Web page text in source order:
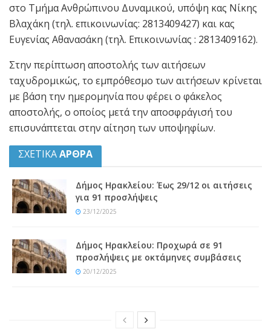
στο Τμήμα Ανθρώπινου Δυναμικού, υπόψη κας Νίκης
Βλαχάκη (τηλ. επικοινωνίας: 2813409427) και κας
Ευγενίας Αθανασάκη (τηλ. Επικοινωνίας : 2813409162).
Στην περίπτωση αποστολής των αιτήσεων
ταχυδρομικώς, το εμπρόθεσμο των αιτήσεων κρίνεται
με βάση την ημερομηνία που φέρει ο φάκελος
αποστολής, ο οποίος μετά την αποσφράγισή του
επισυνάπτεται στην αίτηση των υποψηφίων.
ΣΧΕΤΙΚΑΑΡΘΡΑ
Δήμος Ηρακλείου: Έως 29/12 οι αιτήσεις
για 91 προσλήψεις
23/12/2025
Δήμος Ηρακλείου: Προχωρά σε 91
προσλήψεις με οκτάμηνες συμβάσεις
20/12/2025